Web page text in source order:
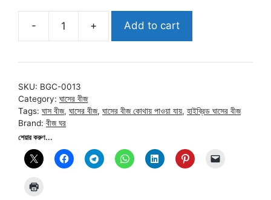
-
হাইব্রিড
বীজ
Fodder
quantity
+ Add to cart
SKU: BGC-0013
Category: ঘাসের বীজ
Tags: ঘাস বীজ, ঘাসের বীজ, ঘাসের বীজ কোথায় পাওয়া যায়, হাইব্রিড ঘাসের বীজ
Brand: বীজ ঘর
শেয়ার করুণ...